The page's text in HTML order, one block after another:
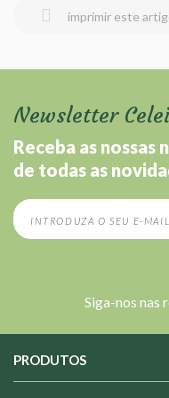
imprimir este
Newsletter
Receba as
de todas as
Siga-nos nas
PRODUTOS